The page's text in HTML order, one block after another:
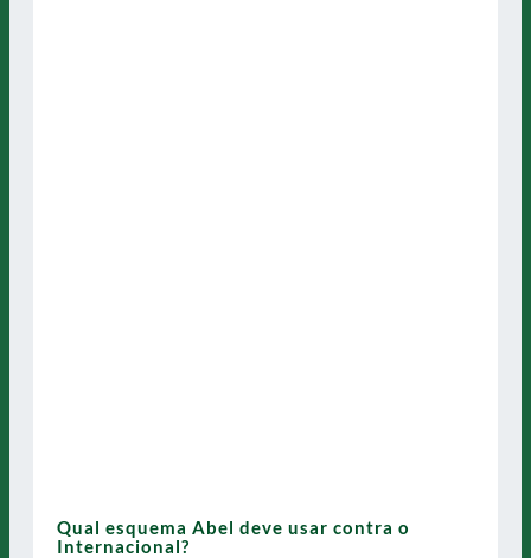
Qual esquema Abel deve usar contra o
Internacional?